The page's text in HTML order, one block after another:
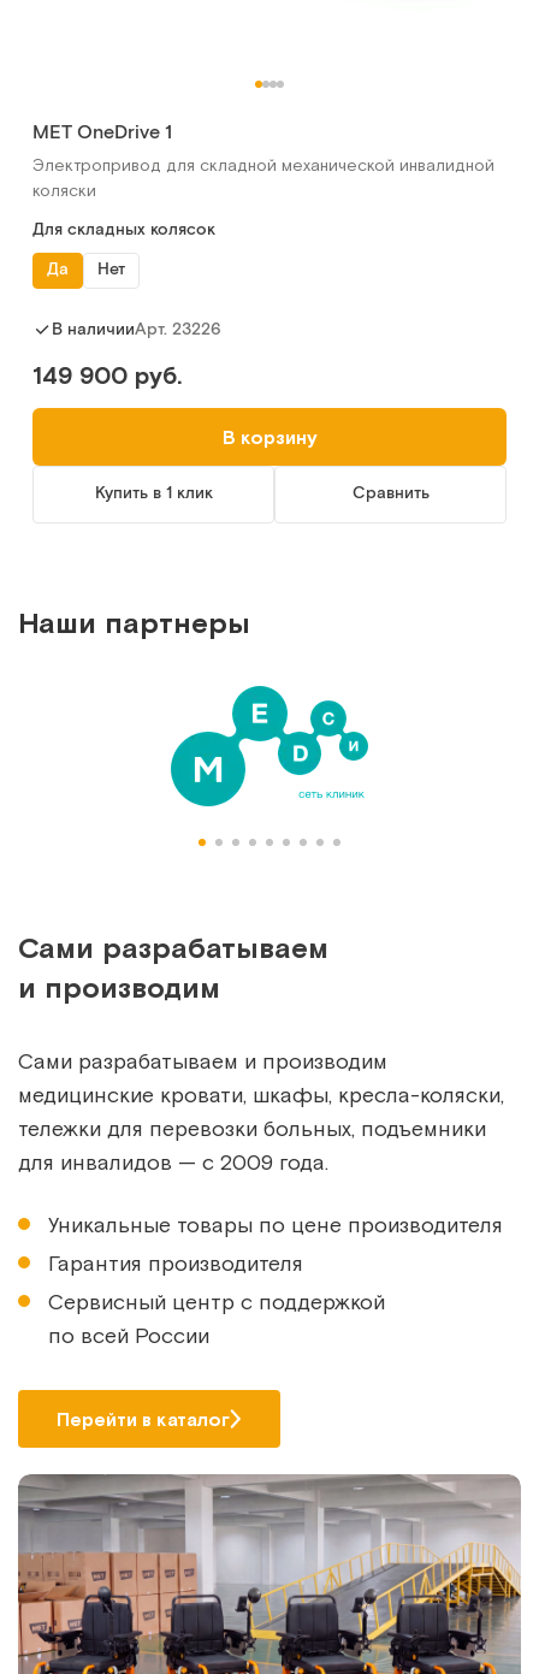
MET OneDrive 1
Электропривод для складной механической инвалидной
коляски
Для складных колясок
Да
Нет
В наличииАрт. 23226
149 900 руб.
В корзину
Купить в 1 клик Сравнить
Наши партнеры
Сами разрабатываем
и производим
Сами разрабатываем и производим
медицинские кровати, шкафы, кресла-коляски,
тележки для перевозки больных, подъемники
для инвалидов — с 2009 года.
Уникальные товары по цене производителя
Гарантия производителя
Сервисный центр с поддержкой
по всей России
Перейти в каталог